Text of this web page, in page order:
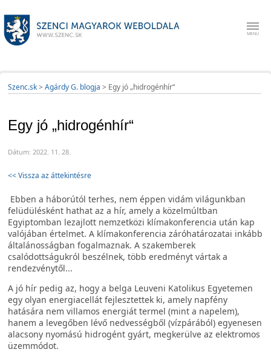
Szenc.sk> Agárdy G. blogja > Egy jó „hidrogénhír“
Egy jó „hidrogénhír“
Dátum: 2022. 11. 28.
<< Vissza az áttekintésre
Ebben a háborútól terhes, nem éppen vidám világunkban
felüdülésként hathat az a hír, amely a közelmúltban
Egyiptomban lezajlott nemzetközi klímakonferencia után kap
valójában értelmet. A klímakonferencia záróhatározatai inkább
általánosságban fogalmaznak. A szakemberek
csalódottságukról beszélnek, több eredményt vártak a
rendezvénytől...
A jó hír pedig az, hogy a belga Leuveni Katolikus Egyetemen
egy olyan energiacellát fejlesztettek ki, amely napfény
hatására nem villamos energiát termel (mint a napelem),
hanem a levegőben lévő nedvességből (vízpárából) egyenesen
alacsony nyomású hidrogént gyárt, megkerülve az elektromos
üzemmódot.